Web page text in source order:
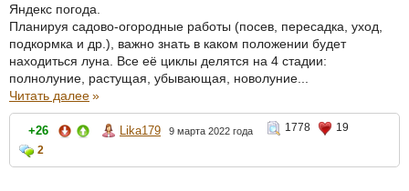
Яндекс погода.
Планируя садово-огородные работы (посев, пересадка, уход,
подкормка и др.), важно знать в каком положении будет
находиться луна. Все её циклы делятся на 4 стадии:
полнолуние, растущая, убывающая, новолуние...
Читать далее»
+26 Lika179 9 марта 2022 года 1778
19
2